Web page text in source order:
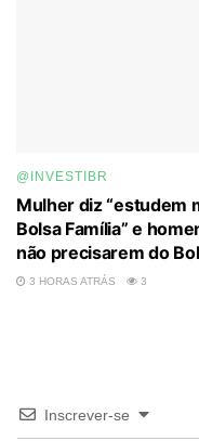
@INVESTIBR
Mulher diz “estudem
Bolsa Família” e
não precisarem do
3 HORAS ATRÁS 3
Inscrever-se